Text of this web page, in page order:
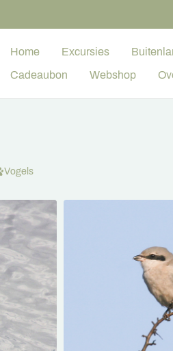
Home Excursies
Cadeaubon Webshop
Vogels